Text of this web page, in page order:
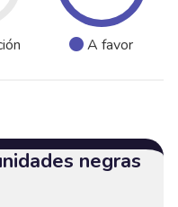
A favor
negras